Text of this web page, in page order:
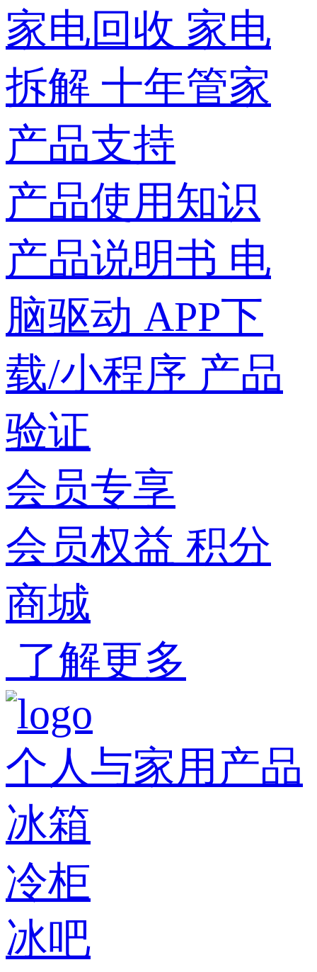
家电回收 家电
拆解 十年管家
产品支持
产品使用知识
产品说明书 电
脑驱动 APP下
载/小程序 产品
验证
会员专享
会员权益 积分
商城
了解更多
个人与家用产品
冰箱
冷柜
冰吧